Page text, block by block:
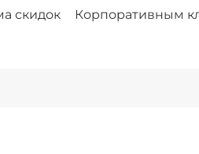
скидок Корпоративным